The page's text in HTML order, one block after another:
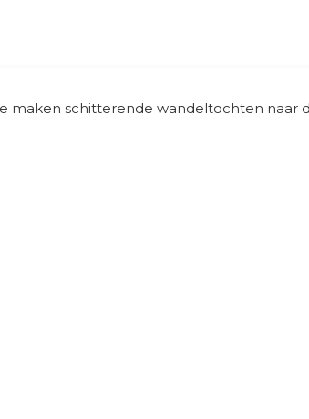
maken schitterende wandeltochten naar